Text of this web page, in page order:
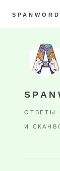
ОТВЕТЫ
И